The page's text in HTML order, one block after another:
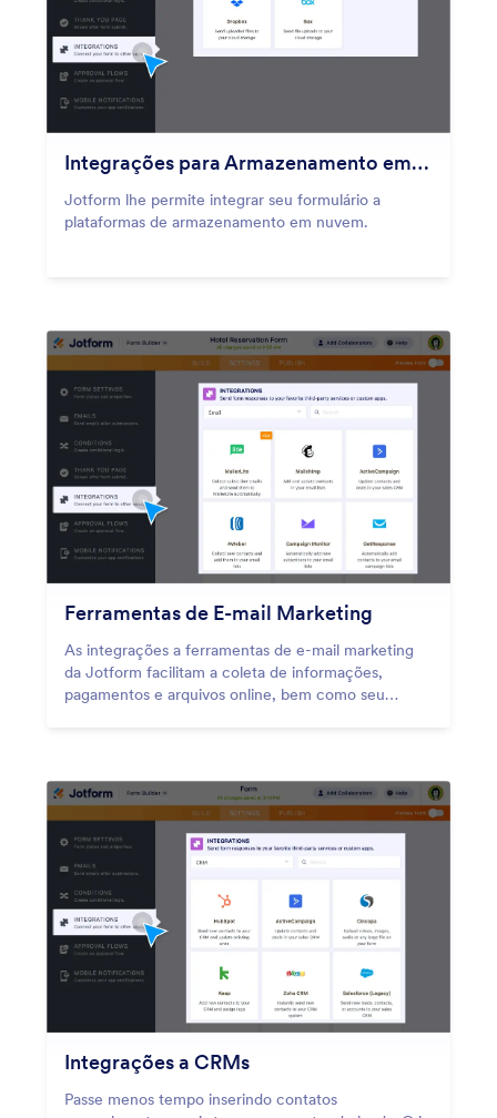
Integrações para Armazenamento em Nuvem
Jotform lhe permite integrar seu formulário a
plataformas de armazenamento em nuvem.
Ferramentas de E-mail Marketing
As integrações a ferramentas de e-mail marketing
da Jotform facilitam a coleta de informações,
pagamentos e arquivos online, bem como seu
Contact, ActiveCampaign e mais.
Integrações a CRMs
Passe menos tempo inserindo contatos